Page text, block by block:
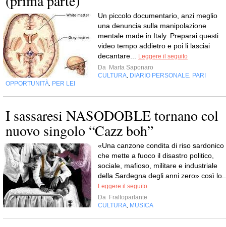
Un piccolo documentario, anzi meglio
una denuncia sulla manipolazione
mentale made in Italy. Preparai questi
video tempo addietro e poi li lasciai
decantare...
Leggere il seguito
Da Marta Saponaro
CULTURA DIARIO PERSONALE PARI
OPPORTUNITÀ PER LEI
I sassaresi NASODOBLE tornano col
nuovo singolo “Cazz boh”
«Una canzone condita di riso sardonico
che mette a fuoco il disastro politico,
sociale, mafioso, militare e industriale
della Sardegna degli anni zero» così
Leggere il seguito
Da Fraltoparlante
CULTURA MUSICA